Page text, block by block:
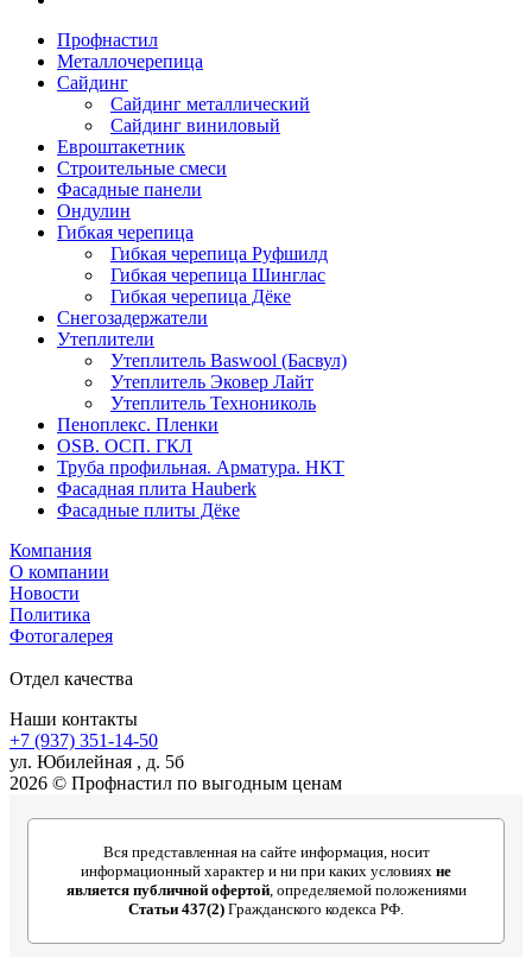
Профнастил
Металлочерепица
Сайдинг
Сайдинг металлический
Сайдинг виниловый
Евроштакетник
Строительные смеси
Фасадные панели
Ондулин
Гибкая черепица
Гибкая черепица Руфшилд
Гибкая черепица Шинглас
Гибкая черепица Дёке
Снегозадержатели
Утеплители
Утеплитель Baswool (Басвул)
Утеплитель Эковер Лайт
Утеплитель Технониколь
Пеноплекс. Пленки
OSB. ОСП. ГКЛ
Труба профильная. Арматура. НКТ
Фасадная плита Hauberk
Фасадные плиты Дёке
Компания
О компании
Новости
Политика
Фотогалерея
Отдел качества
Наши контакты
+7 (937) 351-14-50
ул. Юбилейная , д. 5б
2026 © Профнастил по выгодным ценам
Вся представленная на сайте информация, носит
информационный характер и ни при каких условиях не
является публичной офертой, определяемой положениями
Статьи 437(2) Гражданского кодекса РФ.